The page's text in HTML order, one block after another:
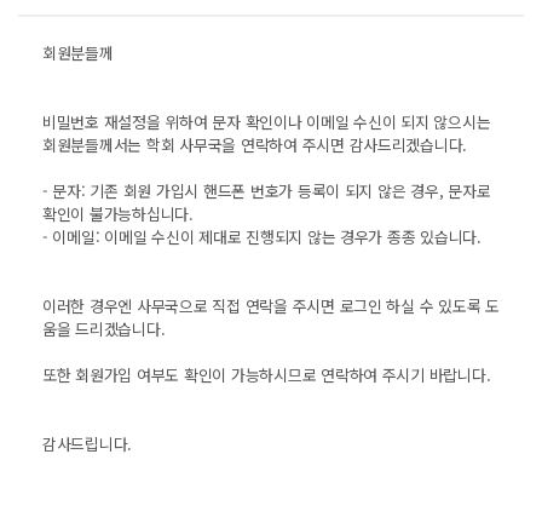
회원분들께
비밀번호 재설정을 위하여 문자 확인이나 이메일 수신이 되지 않으시는
회원분들께서는 학회 사무국을 연락하여 주시면 감사드리겠습니다.
- 문자: 기존 회원 가입시 핸드폰 번호가 등록이 되지 않은 경우, 문자로
확인이 불가능하십니다.
- 이메일: 이메일 수신이 제대로 진행되지 않는 경우가 종종 있습니다.
이러한 경우엔 사무국으로 직접 연락을 주시면 로그인 하실 수 있도록 도
움을 드리겠습니다.
또한 회원가입 여부도 확인이 가능하시므로 연락하여 주시기 바랍니다.
감사드립니다.